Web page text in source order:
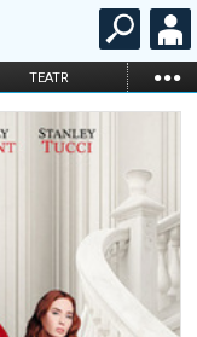
TEATR ...
KARNETY